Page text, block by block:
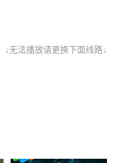
↓无法播放请更换下面线路↓